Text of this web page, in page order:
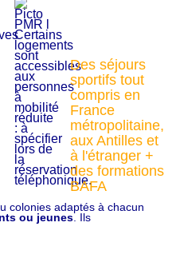
Des séjours
sportifs tout
compris en
France
métropolitaine,
aux Antilles et
à l'étranger +
des formations
BAFA
colonies adaptés à chacun
ou jeunes. Ils